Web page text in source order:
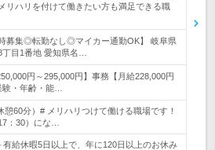
リハリを付けて働きたい方も満足できる職
時募集◎転勤なし◎マイカー通勤OK】 岐阜県
目1番地 愛知県名…
円～295,000円】事務【月給228,000円
・年齢・能…
憩60分）# メリハリつけて働ける職場です！
：30）にな…
給休暇5日以上で、年に120日以上のお休み